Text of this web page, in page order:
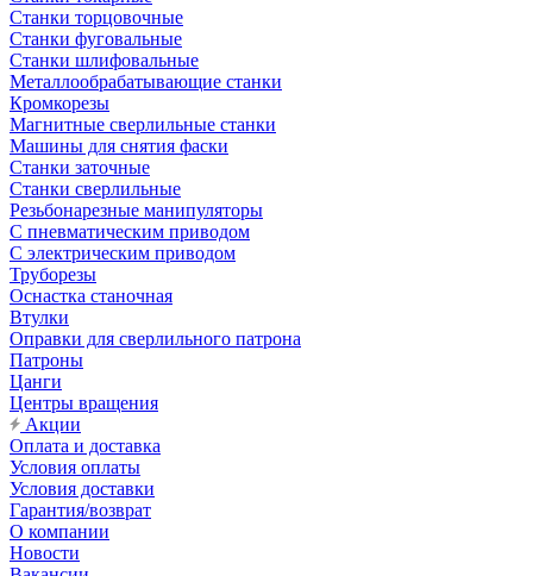
Станки торцовочные
Станки фуговальные
Станки шлифовальные
Металлообрабатывающие станки
Кромкорезы
Магнитные сверлильные станки
Машины для снятия фаски
Станки заточные
Станки сверлильные
Резьбонарезные манипуляторы
С пневматическим приводом
С электрическим приводом
Труборезы
Оснастка станочная
Втулки
Оправки для сверлильного патрона
Патроны
Цанги
Центры вращения
Акции
Оплата и доставка
Условия оплаты
Условия доставки
Гарантия/возврат
О компании
Новости